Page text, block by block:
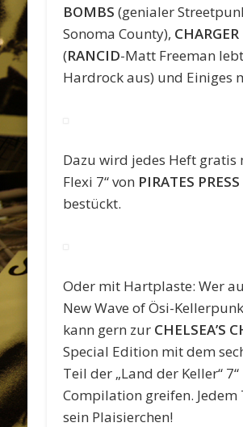
BOMBS (genialer
Sonoma County), CHARGER
(RANCID-Matt Freeman
Hardrock aus) und Einiges
Dazu wird jedes Heft gratis
Flexi 7“ von PIRATES PRESS
bestückt.
Oder mit Hartplaste: Wer
New Wave of Ösi-
kann gern zur CHELSEA’S
Special Edition mit dem
Teil der „Land der Keller“ 7“
Compilation greifen. Jedem
sein Plaisierchen!